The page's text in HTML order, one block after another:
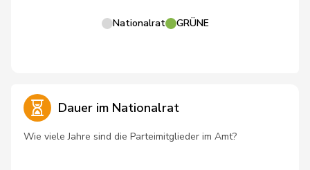
Nationalrat GRÜNE
Dauer im Nationalrat
Wie viele Jahre sind die Parteimitglieder im Amt?